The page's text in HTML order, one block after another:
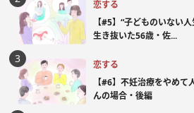
恋する
【#5】“子どものいない
生き抜いた56歳・佐...
恋する
【#6】不妊治療をやめ
んの場合・後編